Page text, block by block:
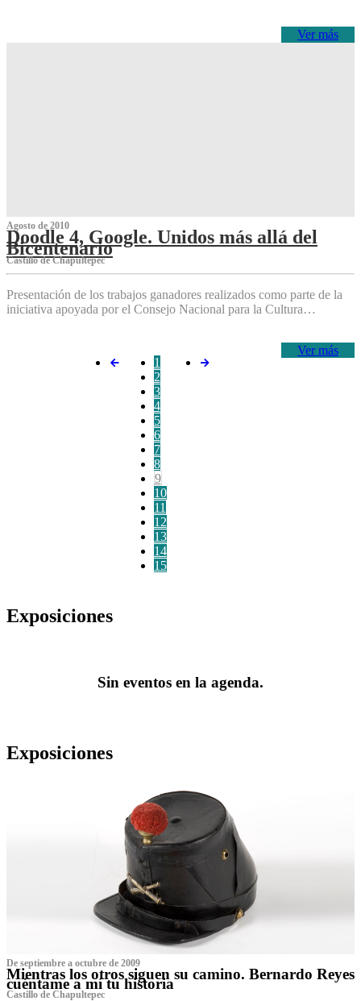
Ver más
Agosto de 2010
Doodle 4, Google. Unidos más allá del
Bicentenario
Castillo de Chapultepec
Presentación de los trabajos ganadores realizados como parte de la
iniciativa apoyada por el Consejo Nacional para la Cultura…
Ver más
1
2
3
4
5
6
7
8
9
10
11
12
13
14
15
Exposiciones
Sin eventos en la agenda.
Exposiciones
De septiembre a octubre de 2009
Mientras los otros siguen su camino. Bernardo Reyes
cuéntame a mí tu historia
Castillo de Chapultepec